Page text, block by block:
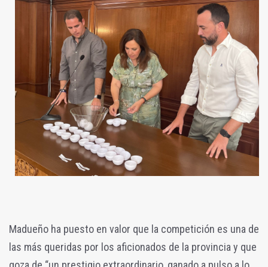
Madueño ha puesto en valor que la competición es una de
las más queridas por los aficionados de la provincia y que